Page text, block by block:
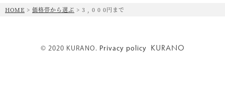
HOME 価格帯から選ぶ 3 , 0 0 0円まで
© 2020 KURANO. Privacy policy KURANO